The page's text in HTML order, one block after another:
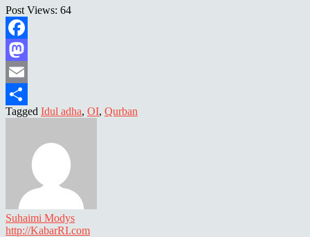
Post Views: 64
Facebook
Mastodon
Email
Share
Tagged Idul adha, OI, Qurban
Suhaimi Modys
http://KabarRI.com